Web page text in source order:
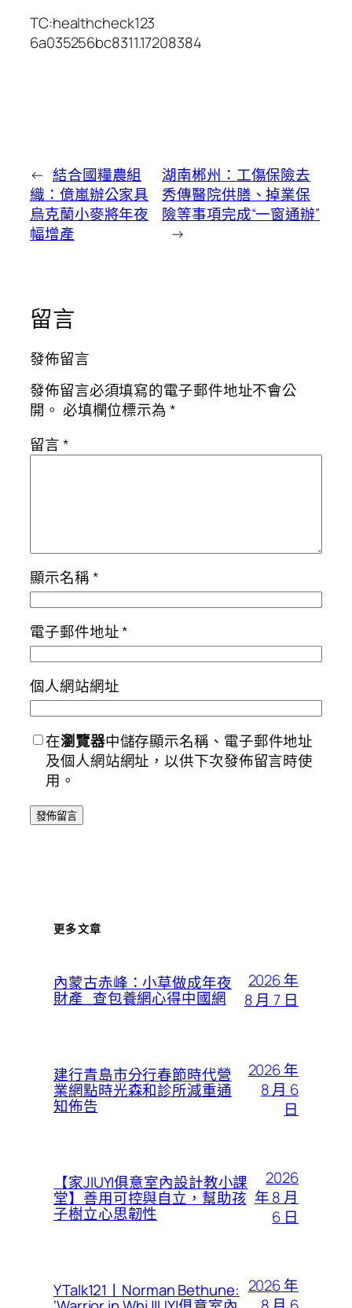
TC:healthcheck123
6a035256bc8311.17208384
← 結合國糧農組
織：億嵐辦公家具
烏克蘭小麥將年夜
幅增產
湖南郴州：工傷保險去
秀傳醫院供膳、掉業保
險等事項完成“一窗通辦”
→
留言
發佈留言
發佈留言必須填寫的電子郵件地址不會公
開。 必填欄位標示為*
留言*
顯示名稱*
電子郵件地址*
個人網站網址
在瀏覽器中儲存顯示名稱、電子郵件地址
及個人網站網址，以供下次發佈留言時使
用。
更多文章
內蒙古赤峰：小草做成年夜
財產_查包養網心得中國網
2026 年
8 月 7 日
建行青島市分行春節時代營
業網點時光森和診所減重通
知佈告
2026 年
8 月 6
日
【家JIUYI俱意室內設計教小課
堂】善用可控與自立，幫助孩
子樹立心思韌性
2026
年 8 月
6 日
YTalk121丨Norman Bethune: 2026 年